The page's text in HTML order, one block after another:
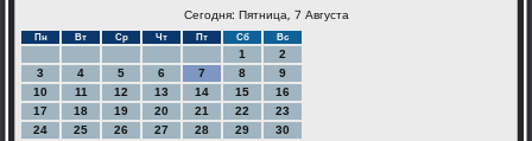
Сегодня: Пятница, 7 Августа
Пн Вт Ср Чт Пт Сб Вс
1
2
3
4 5 6 7 8
9
10
11 12 13 14 15
16
17
18 19 20 21 22
23
24
25 26 27 28 29
30